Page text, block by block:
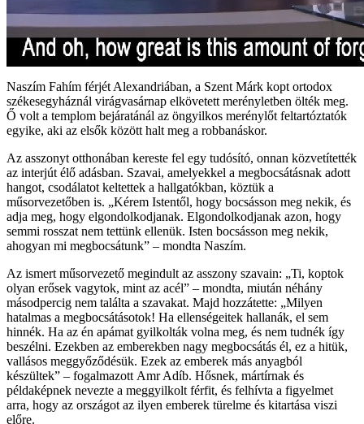
Naszím Fahím férjét Alexandriában, a Szent Márk kopt ortodox
székesegyháznál virágvasárnap elkövetett merényletben ölték meg.
Ő volt a templom bejáratánál az öngyilkos merénylőt feltartóztatók
egyike, aki az elsők között halt meg a robbanáskor.
Az asszonyt otthonában kereste fel egy tudósító, onnan közvetítették
az interjút élő adásban. Szavai, amelyekkel a megbocsátásnak adott
hangot, csodálatot keltettek a hallgatókban, köztük a
műsorvezetőben is. „Kérem Istentől, hogy bocsásson meg nekik, és
adja meg, hogy elgondolkodjanak. Elgondolkodjanak azon, hogy
semmi rosszat nem tettünk ellenük. Isten bocsásson meg nekik,
ahogyan mi megbocsátunk” – mondta Naszím.
Az ismert műsorvezető megindult az asszony szavain: „Ti, koptok
olyan erősek vagytok, mint az acél” – mondta, miután néhány
másodpercig nem találta a szavakat. Majd hozzátette: „Milyen
hatalmas a megbocsátásotok! Ha ellenségeitek hallanák, el sem
hinnék. Ha az én apámat gyilkolták volna meg, és nem tudnék így
beszélni. Ezekben az emberekben nagy megbocsátás él, ez a hitük,
vallásos meggyőződésük. Ezek az emberek más anyagból
készültek” – fogalmazott Amr Adíb. Hősnek, mártírnak és
példaképnek nevezte a meggyilkolt férfit, és felhívta a figyelmet
arra, hogy az országot az ilyen emberek türelme és kitartása viszi
előre.